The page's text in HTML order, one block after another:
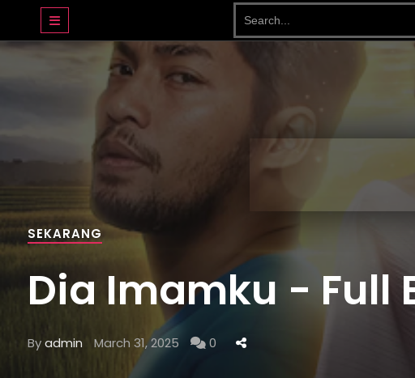
SEKARANG
Dia Imamku - Full
Byadmin March 31, 2025 0